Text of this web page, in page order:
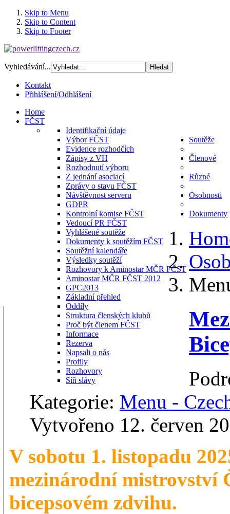
Skip to Menu
Skip to Content
Skip to Footer
Vyhledávání...
Kontakt
Přihlášení/Odhlášení
Home
FČST
Identifikační údaje
Výbor FČST
Evidence rozhodčích
Zápisy z VH
Rozhodnutí výboru
Z jednání asociací
Zprávy o stavu FČST
Návštěvnost serveru
GDPR
Kontrolní komise FČST
Vedoucí PR FČST
Soutěže
Vyhlášené soutěže
Dokumenty k soutěžím FČST
Soutěžní kalendáře
Výsledky soutěží
Rozhovory k Aminostar MČR FČST
Aminostar MČR FČST 2012
GPC2013
Členové
Základní přehled
Oddíly
Struktura členských klubů
Proč být členem FČST
Různé
Informace
Rezerva
Osobnosti
Napsali o nás
Profily
Rozhovory
Síň slávy
Dokumenty
Kategorie: Menu -
Vytvořeno 12. červen
V sobotu 1. listopadu
mezinárodní mistrovství
bicepsovém zdvihu.